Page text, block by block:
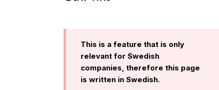
This is a feature that is only
relevant for Swedish
companies, therefore this page
is written in Swedish.